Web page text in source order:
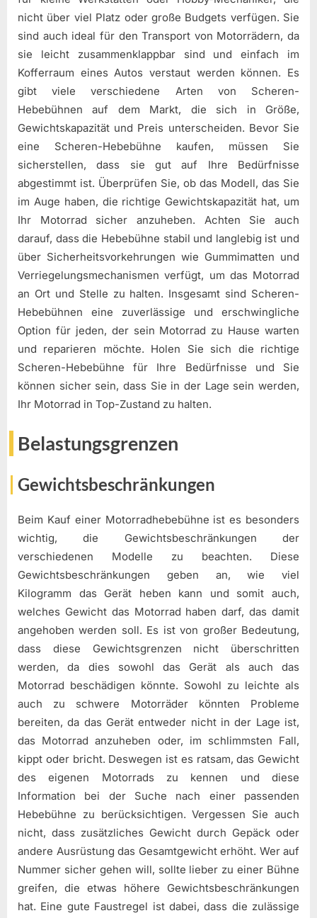
nicht über viel Platz oder große Budgets verfügen. Sie
sind auch ideal für den Transport von Motorrädern, da
sie leicht zusammenklappbar sind und einfach im
Kofferraum eines Autos verstaut werden können. Es
gibt viele verschiedene Arten von Scheren-
Hebebühnen auf dem Markt, die sich in Größe,
Gewichtskapazität und Preis unterscheiden. Bevor Sie
eine Scheren-Hebebühne kaufen, müssen Sie
sicherstellen, dass sie gut auf Ihre Bedürfnisse
abgestimmt ist. Überprüfen Sie, ob das Modell, das Sie
im Auge haben, die richtige Gewichtskapazität hat, um
Ihr Motorrad sicher anzuheben. Achten Sie auch
darauf, dass die Hebebühne stabil und langlebig ist und
über Sicherheitsvorkehrungen wie Gummimatten und
Verriegelungsmechanismen verfügt, um das Motorrad
an Ort und Stelle zu halten. Insgesamt sind Scheren-
Hebebühnen eine zuverlässige und erschwingliche
Option für jeden, der sein Motorrad zu Hause warten
und reparieren möchte. Holen Sie sich die richtige
Scheren-Hebebühne für Ihre Bedürfnisse und Sie
können sicher sein, dass Sie in der Lage sein werden,
Ihr Motorrad in Top-Zustand zu halten.
Belastungsgrenzen
Gewichtsbeschränkungen
Beim Kauf einer Motorradhebebühne ist es besonders
wichtig, die Gewichtsbeschränkungen der
verschiedenen Modelle zu beachten. Diese
Gewichtsbeschränkungen geben an, wie viel
Kilogramm das Gerät heben kann und somit auch,
welches Gewicht das Motorrad haben darf, das damit
angehoben werden soll. Es ist von großer Bedeutung,
dass diese Gewichtsgrenzen nicht überschritten
werden, da dies sowohl das Gerät als auch das
Motorrad beschädigen könnte. Sowohl zu leichte als
auch zu schwere Motorräder könnten Probleme
bereiten, da das Gerät entweder nicht in der Lage ist,
das Motorrad anzuheben oder, im schlimmsten Fall,
kippt oder bricht. Deswegen ist es ratsam, das Gewicht
des eigenen Motorrads zu kennen und diese
Information bei der Suche nach einer passenden
Hebebühne zu berücksichtigen. Vergessen Sie auch
nicht, dass zusätzliches Gewicht durch Gepäck oder
andere Ausrüstung das Gesamtgewicht erhöht. Wer auf
Nummer sicher gehen will, sollte lieber zu einer Bühne
greifen, die etwas höhere Gewichtsbeschränkungen
hat. Eine gute Faustregel ist dabei, dass die zulässige